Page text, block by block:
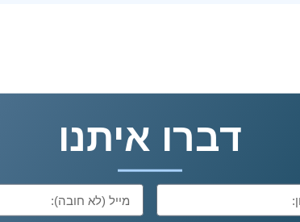
דברו איתנו